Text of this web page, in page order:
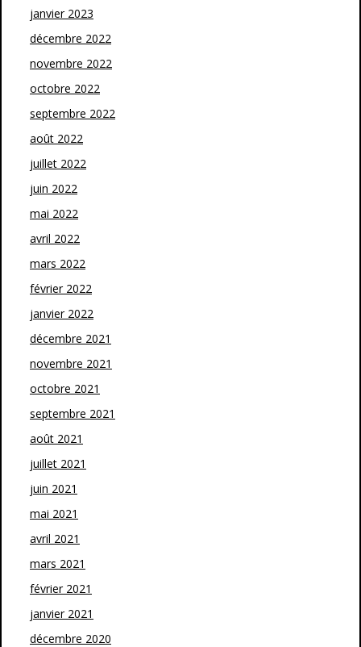
janvier 2023
décembre 2022
novembre 2022
octobre 2022
septembre 2022
août 2022
juillet 2022
juin 2022
mai 2022
avril 2022
mars 2022
février 2022
janvier 2022
décembre 2021
novembre 2021
octobre 2021
septembre 2021
août 2021
juillet 2021
juin 2021
mai 2021
avril 2021
mars 2021
février 2021
janvier 2021
décembre 2020